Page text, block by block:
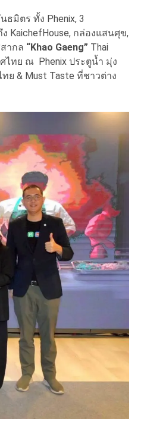
มิตร ทั้ง Phenix, 3
KaichefHouse, กล่องแสนศุข,
ากล “Khao Gaeng” Thai
ไทย ณ Phenix ประตูน้ำ มุ่ง
ย & Must Taste ที่ชาวต่าง